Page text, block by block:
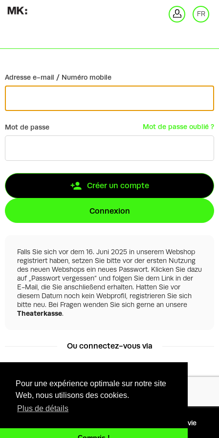
Pour une expérience optimale sur notre site
Web, nous utilisons des cookies.
Plus de détails
FR
Adresse e-mail / Numéro mobile
Mot de passe Mot de passe oublié ?
Créer un compte
Connexion
Falls Sie sich vor dem 16. Juni 2025 in unserem Webshop
registriert haben, setzen Sie bitte vor der ersten Nutzung
des neuen Webshops ein neues Passwort. Klicken Sie dazu
auf „Passwort vergessen“ und folgen Sie dem Link in der
E-Mail, die Sie anschließend erhalten. Hatten Sie vor
diesem Datum noch kein Webprofil, registrieren Sie sich
bitte neu. Bei Fragen wenden Sie sich gerne an unsere
Theaterkasse.
Ou connectez-vous via
Facebook
Tixly
Protection de la vie